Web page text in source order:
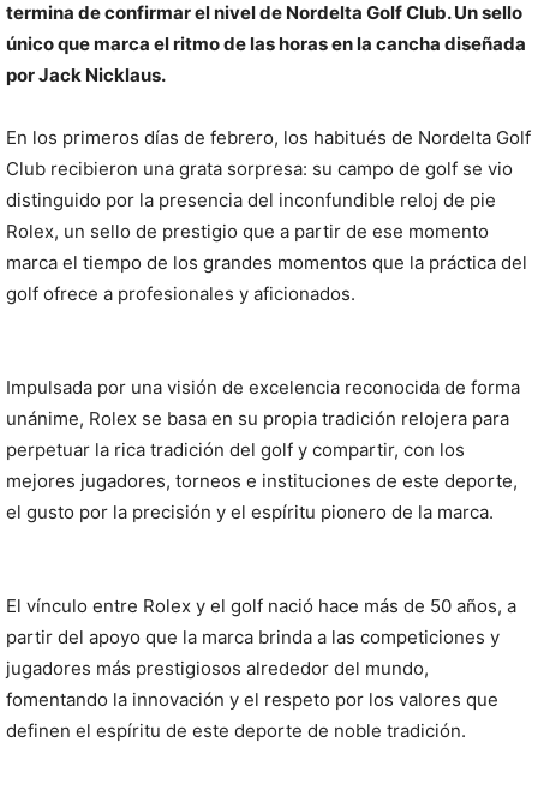
termina de confirmar el nivel de Nordelta Golf Club. Un sello
único que marca el ritmo de las horas en la cancha diseñada
por Jack Nicklaus.
En los primeros días de febrero, los habitués de Nordelta Golf
Club recibieron una grata sorpresa: su campo de golf se vio
distinguido por la presencia del inconfundible reloj de pie
Rolex, un sello de prestigio que a partir de ese momento
marca el tiempo de los grandes momentos que la práctica del
golf ofrece a profesionales y aficionados.
Impulsada por una visión de excelencia reconocida de forma
unánime, Rolex se basa en su propia tradición relojera para
perpetuar la rica tradición del golf y compartir, con los
mejores jugadores, torneos e instituciones de este deporte,
el gusto por la precisión y el espíritu pionero de la marca.
El vínculo entre Rolex y el golf nació hace más de 50 años, a
partir del apoyo que la marca brinda a las competiciones y
jugadores más prestigiosos alrededor del mundo,
fomentando la innovación y el respeto por los valores que
definen el espíritu de este deporte de noble tradición.